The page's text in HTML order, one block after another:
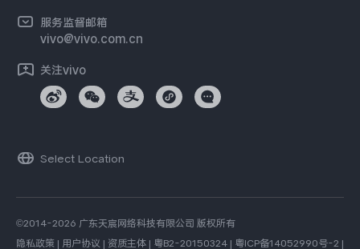
vivo 办公套件
开发者社区
服务监督邮箱
vivo@vivo.com.cn
关注vivo
Select Location
©2014-2026 广东天宸网络科技有限公司 版权所有
隐私政策 | 用户协议 | 资质主体 | 粤B2-20150324 | 粤ICP备14052990号-2 |